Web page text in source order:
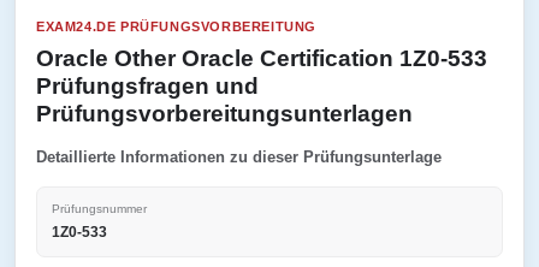
EXAM24.DE PRÜFUNGSVORBEREITUNG
Oracle Other Oracle Certification 1Z0-533
Prüfungsfragen und
Prüfungsvorbereitungsunterlagen
Detaillierte Informationen zu dieser Prüfungsunterlage
Prüfungsnummer
1Z0-533